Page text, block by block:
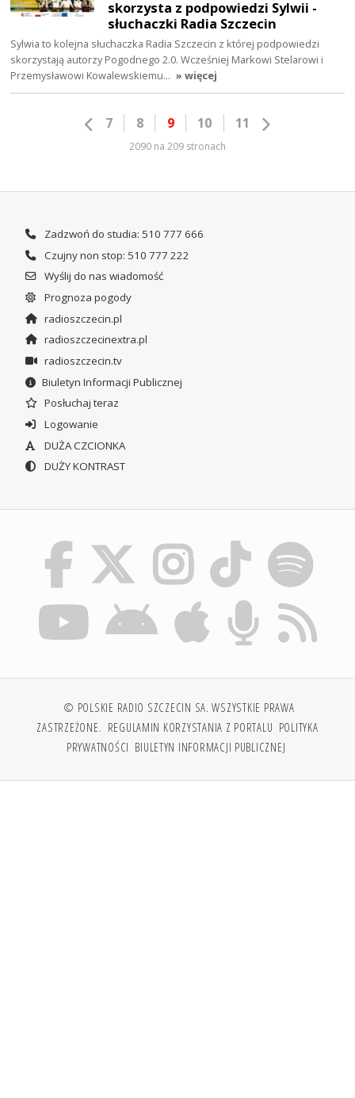
skorzysta z podpowiedzi Sylwii -
słuchaczki Radia Szczecin
Sylwia to kolejna słuchaczka Radia Szczecin z której podpowiedzi
skorzystają autorzy Pogodnego 2.0. Wcześniej Markowi Stelarowi i
Przemysławowi Kowalewskiemu… » więcej
7 8 9 10 11
2090 na 209 stronach
Zadzwoń do studia: 510 777 666
Czujny non stop: 510 777 222
Wyślij do nas wiadomość
Prognoza pogody
radioszczecin.pl
radioszczecinextra.pl
radioszczecin.tv
Biuletyn Informacji Publicznej
Posłuchaj teraz
Logowanie
DUŻA CZCIONKA
DUŻY KONTRAST
© POLSKIE RADIO SZCZECIN SA. WSZYSTKIE PRAWA
ZASTRZEŻONE. REGULAMIN KORZYSTANIA Z PORTALU POLITYKA
PRYWATNOŚCI BIULETYN INFORMACJI PUBLICZNEJ